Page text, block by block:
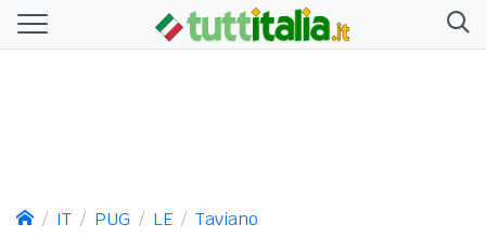
IT PUG LE Taviano